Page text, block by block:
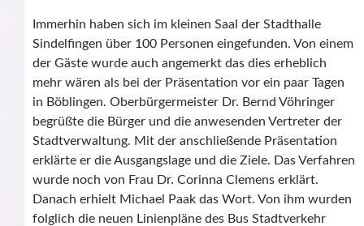
Immerhin haben sich im kleinen Saal der Stadthalle
Sindelfingen über 100 Personen eingefunden. Von einem
der Gäste wurde auch angemerkt das dies erheblich
mehr wären als bei der Präsentation vor ein paar Tagen
in Böblingen. Oberbürgermeister Dr. Bernd Vöhringer
begrüßte die Bürger und die anwesenden Vertreter der
Stadtverwaltung. Mit der anschließende Präsentation
erklärte er die Ausgangslage und die Ziele. Das Verfahren
wurde noch von Frau Dr. Corinna Clemens erklärt.
Danach erhielt Michael Paak das Wort. Von ihm wurden
folglich die neuen Linienpläne des Bus Stadtverkehr